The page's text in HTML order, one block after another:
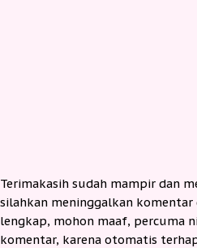
Terimakasih sudah mampir dan
silahkan meninggalkan komentar
lengkap, mohon maaf, percuma
komentar, karena otomatis